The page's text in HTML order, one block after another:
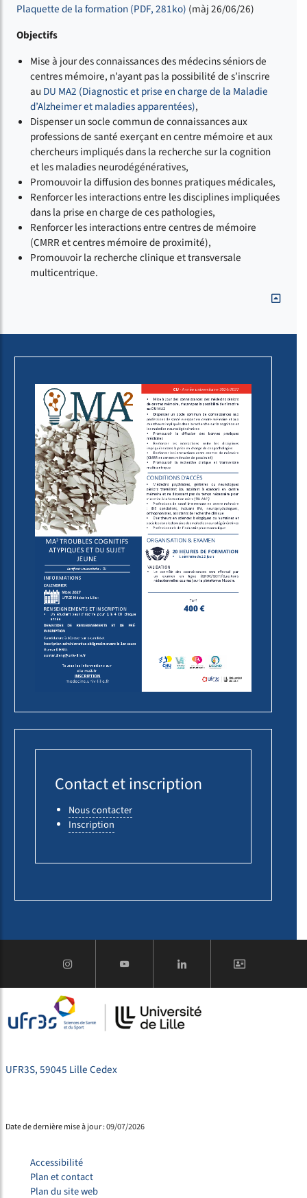
Plaquette de la formation (PDF, 281ko) (màj 26/06/26)
Objectifs
Mise à jour des connaissances des médecins séniors de
centres mémoire, n’ayant pas la possibilité de s’inscrire
au DU MA2 (Diagnostic et prise en charge de la Maladie
d’Alzheimer et maladies apparentées),
Dispenser un socle commun de connaissances aux
professions de santé exerçant en centre mémoire et aux
chercheurs impliqués dans la recherche sur la cognition
et les maladies neurodégénératives,
Promouvoir la diffusion des bonnes pratiques médicales,
Renforcer les interactions entre les disciplines impliquées
dans la prise en charge de ces pathologies,
Renforcer les interactions entre centres de mémoire
(CMRR et centres mémoire de proximité),
Promouvoir la recherche clinique et transversale
multicentrique.
Contact et inscription
Nous contacter
Inscription
UFR3S, 59045 Lille Cedex
Date de dernière mise à jour : 09/07/2026
Accessibilité
Plan et contact
Plan du site web